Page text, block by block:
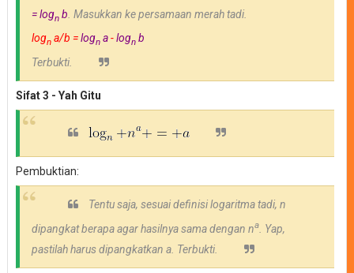
= lognb . Masukkan ke persamaan merah tadi.
logna/b =logna-lognb
Terbukti.
Sifat 3 - Yah Gitu
Pembuktian:
Tentu saja, sesuai definisi logaritma tadi, n
dipangkat berapa agar hasilnya sama dengan na. Yap,
pastilah harus dipangkatkan a. Terbukti.